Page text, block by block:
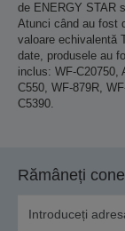
de ENERGY STAR
Atunci când au fost
valoare echivalentă
date, produsele au
inclus: WF-C20750,
C550, WF-879R,
C5390.
Rămâneți